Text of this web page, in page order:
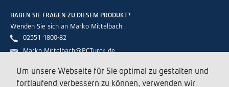
HABEN SIE FRAGEN ZU DIESEM PRODUKT?
Wenden Sie sich an Marko Mittelbach.
02351 1800-82
Marko.Mittelbach@PCTurck.de
Um unsere Webseite für Sie optimal zu gestalten und
fortlaufend verbessern zu können, verwenden wir